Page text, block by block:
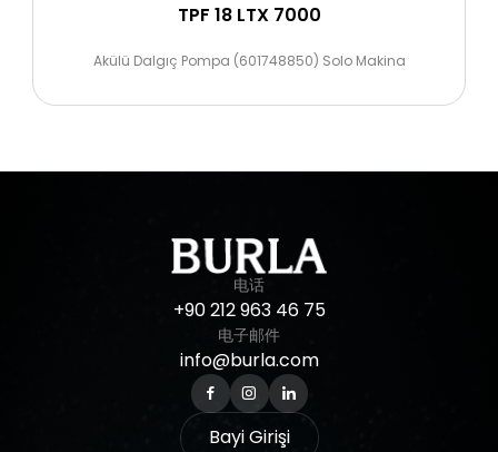
TPF 18 LTX 7000
Akülü Dalgıç Pompa (601748850) Solo Makina
电话
+90212963 46 75
电子邮件
info@burla.com
Bayi Girişi